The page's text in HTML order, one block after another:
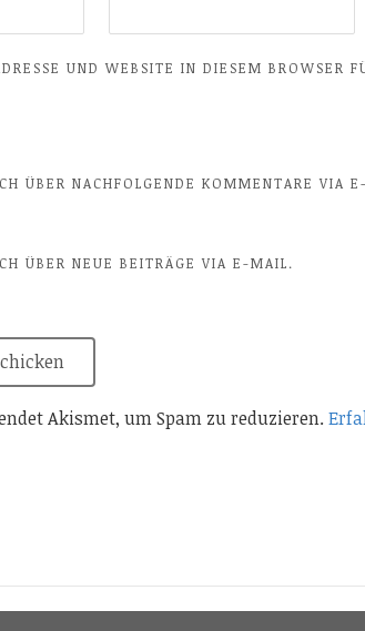
UND WEBSITE IN DIESEM BROWSER
ÜBER NACHFOLGENDE KOMMENTARE VIA
ÜBER NEUE BEITRÄGE VIA E-MAIL.
Akismet, um Spam zu reduzieren.